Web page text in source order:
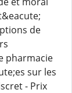
de
pharmacie
sur les
- Prix